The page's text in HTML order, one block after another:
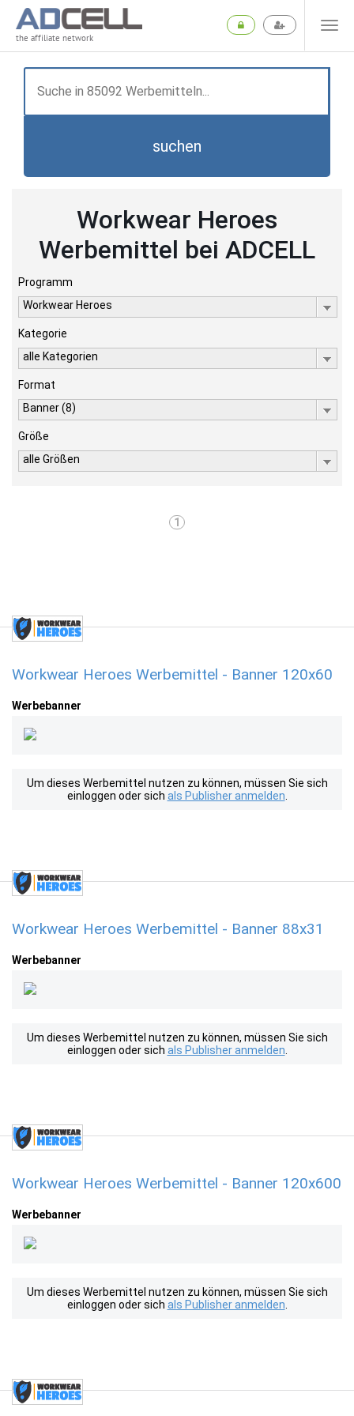
the affiliate network
suchen
Workwear Heroes
Werbemittel bei ADCELL
Programm
Workwear Heroes
Kategorie
alle Kategorien
Format
Banner (8)
Größe
alle Größen
1
Workwear Heroes Werbemittel - Banner 120x60
Werbebanner
Um dieses Werbemittel nutzen zu können, müssen Sie sich
einloggen oder sich als Publisher anmelden
Workwear Heroes Werbemittel - Banner 88x31
Werbebanner
Um dieses Werbemittel nutzen zu können, müssen Sie sich
einloggen oder sich als Publisher anmelden
Workwear Heroes Werbemittel - Banner 120x600
Werbebanner
Um dieses Werbemittel nutzen zu können, müssen Sie sich
einloggen oder sich als Publisher anmelden